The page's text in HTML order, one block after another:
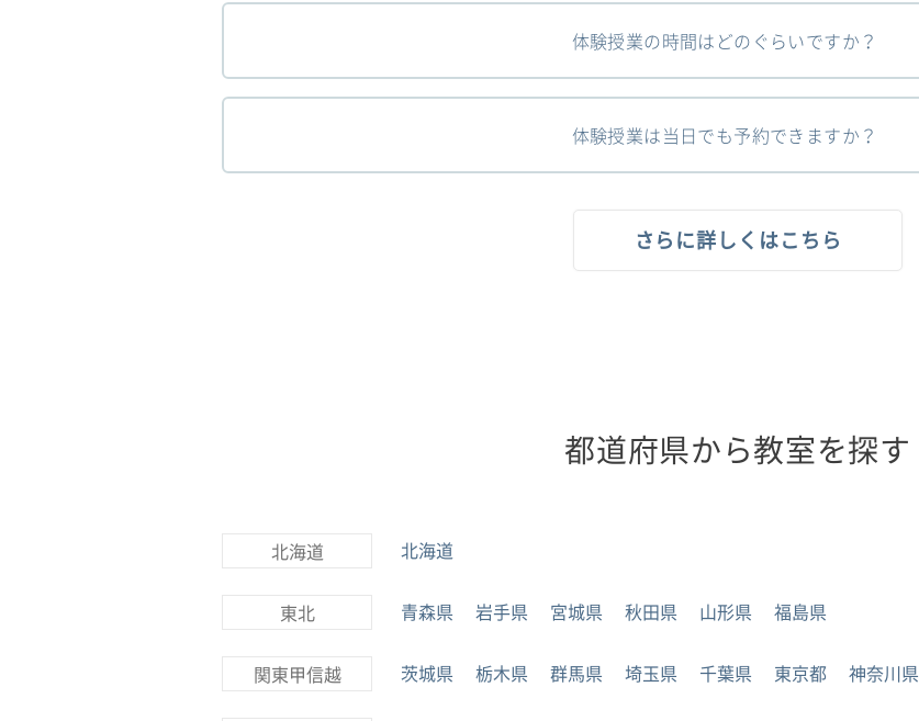
体験授業の時間はどのぐらいですか？
体験授業は当日でも予約できますか？
さらに詳しくはこちら
都道府県から教室を探す
北海道 北海道
東北 青森県 岩手県 宮城県 秋田県 山形県 福島県
関東甲信越 茨城県 栃木県 群馬県 埼玉県 千葉県 東京都 神奈川県